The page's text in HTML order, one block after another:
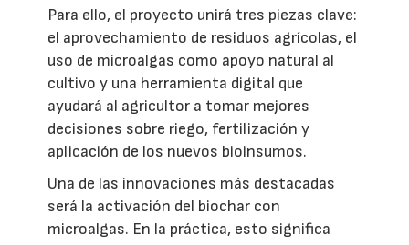
Para ello, el proyecto unirá tres piezas clave:
el aprovechamiento de residuos agrícolas, el
uso de microalgas como apoyo natural al
cultivo y una herramienta digital que
ayudará al agricultor a tomar mejores
decisiones sobre riego, fertilización y
aplicación de los nuevos bioinsumos.
Una de las innovaciones más destacadas
será la activación del biochar con
microalgas. En la práctica, esto significa